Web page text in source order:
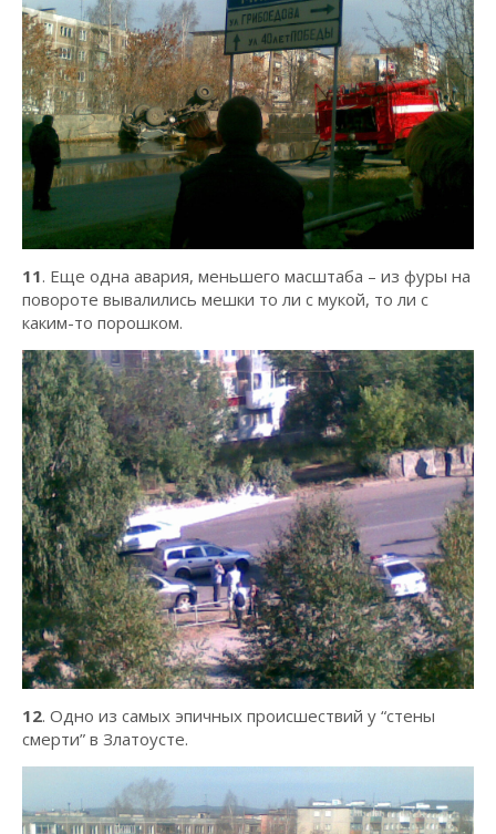
11. Еще одна авария, меньшего масштаба – из фуры на
повороте вывалились мешки то ли с мукой, то ли с
каким-то порошком.
12. Одно из самых эпичных происшествий у “стены
смерти” в Златоусте.